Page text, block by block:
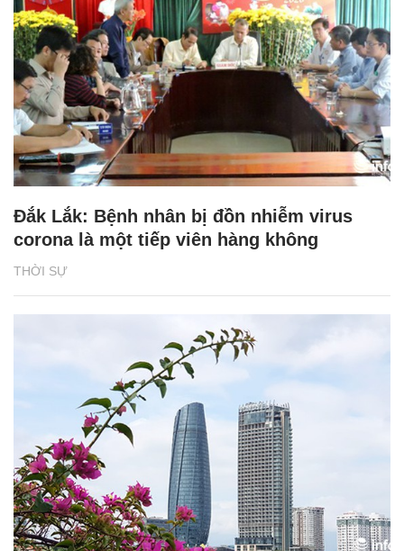
THỜI SỰ
Đắk Lắk: Bệnh nhân bị đồn nhiễm virus
corona là một tiếp viên hàng không